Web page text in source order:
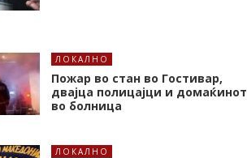
ЛОКАЛНО
Пожар во стан во Гостивар,
двајца полицајци и домаќинот
во болница
ЛОКАЛНО